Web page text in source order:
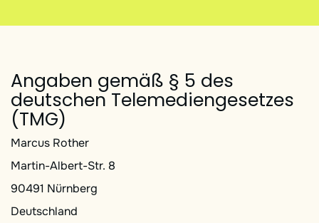
Angaben gemäß § 5 des
deutschen Telemediengesetzes
(TMG)
Marcus Rother
Martin-Albert-Str. 8
90491 Nürnberg
Deutschland